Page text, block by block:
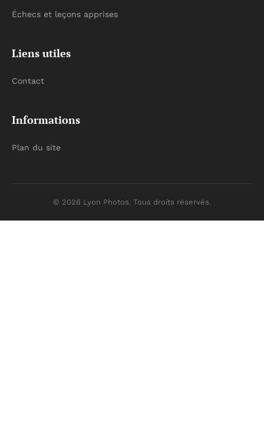
Échecs et leçons apprises
Liens utiles
Contact
Informations
Plan du site
© 2026 Lyon Photos. Tous droits réservés.